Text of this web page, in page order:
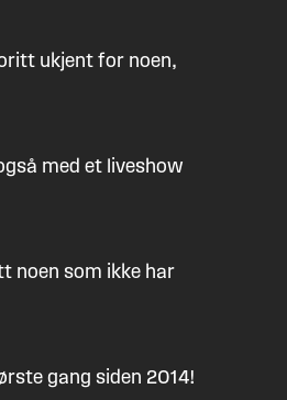
ukjent for noen,
med et liveshow
noen som ikke har
gang siden 2014!